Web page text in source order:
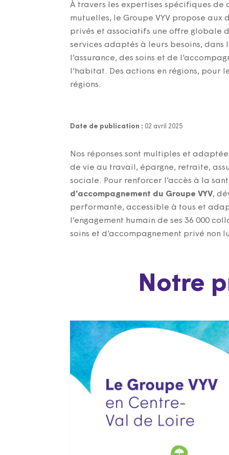
À travers les expertises spécifiques de
mutuelles, le Groupe VYV propose aux
privés et associatifs une offre globale
services adaptés à leurs besoins, dans
l’assurance, des soins et de
l’habitat. Des actions en régions, pour
régions.
Date de publication : 02 avril 2025
Nos réponses sont multiples et
de vie au travail, épargne, retraite,
sociale. Pour renforcer l’accès à la
d’accompagnement du Groupe VYV,
performante, accessible à tous et
l’engagement humain de ses 36 000
soins et d’accompagnement privé non
Notre